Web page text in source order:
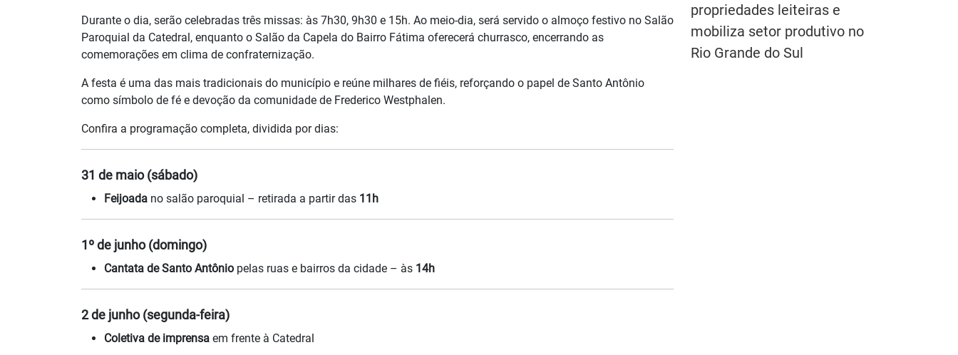
Durante o dia, serão celebradas três missas: às 7h30, 9h30 e 15h. Ao meio-dia, será servido o almoço festivo no Salão
Paroquial da Catedral, enquanto o Salão da Capela do Bairro Fátima oferecerá churrasco, encerrando as
comemorações em clima de confraternização.
A festa é uma das mais tradicionais do município e reúne milhares de fiéis, reforçando o papel de Santo Antônio
como símbolo de fé e devoção da comunidade de Frederico Westphalen.
Confira a programação completa, dividida por dias:
31 de maio (sábado)
Feijoada no salão paroquial – retirada a partir das 11h
1º de junho (domingo)
Cantata de Santo Antônio pelas ruas e bairros da cidade – às 14h
2 de junho (segunda-feira)
Coletiva de imprensa em frente à Catedral
propriedades leiteiras e
mobiliza setor produtivo no
Rio Grande do Sul